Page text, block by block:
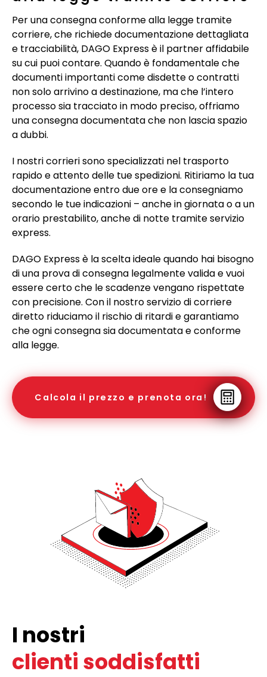
Per una consegna conforme alla legge tramite
corriere, che richiede documentazione dettagliata
e tracciabilità, DAGO Express è il partner affidabile
su cui puoi contare. Quando è fondamentale che
documenti importanti come disdette o contratti
non solo arrivino a destinazione, ma che l’intero
processo sia tracciato in modo preciso, offriamo
una consegna documentata che non lascia spazio
a dubbi.
I nostri corrieri sono specializzati nel trasporto
rapido e attento delle tue spedizioni. Ritiriamo la tua
documentazione entro due ore e la consegniamo
secondo le tue indicazioni – anche in giornata o a un
orario prestabilito, anche di notte tramite servizio
express.
DAGO Express è la scelta ideale quando hai bisogno
di una prova di consegna legalmente valida e vuoi
essere certo che le scadenze vengano rispettate
con precisione. Con il nostro servizio di corriere
diretto riduciamo il rischio di ritardi e garantiamo
che ogni consegna sia documentata e conforme
alla legge.
Calcola il prezzo e prenota ora!
I nostri
clienti soddisfatti